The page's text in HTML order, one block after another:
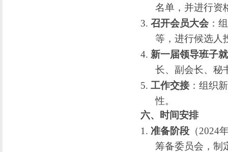
名单，并进行资
3. 召开会员大会 ：
等，进行候选人
4. 新一届领导班子
长、副会长、秘
5. 工作交接 ：组织
性。
六、时间安排
1. 准备阶段 （2024
筹备委员会，制